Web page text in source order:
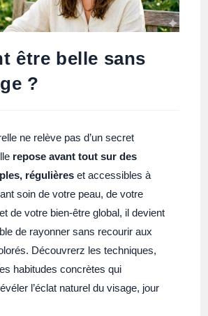
être belle sans
?
ne relève pas d’un secret
repose avant tout sur des
régulières et accessibles à
soin de votre peau, de votre
de votre bien-être global, il devient
de rayonner sans recourir aux
Découvrerz les techniques,
habitudes concrètes qui
l’éclat naturel du visage, jour